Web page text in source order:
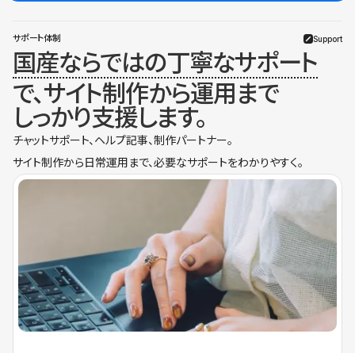
サポート体制 Support
国産ならではの丁寧なサポート
で、サイト制作から運用まで
しっかり支援します。
チャットサポート、ヘルプ記事、制作パートナー。
サイト制作から日常運用まで、必要なサポートをわかりやすく。